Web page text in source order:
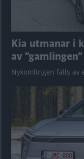
Kia utmanar i
av ”gamlingen”
Nykomlingen fälls av